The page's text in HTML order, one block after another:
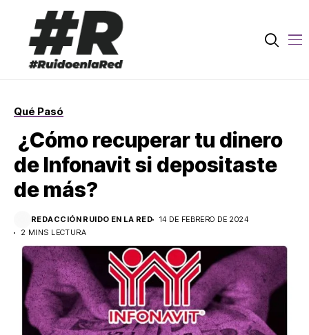
Qué Pasó
¿Cómo recuperar tu dinero
de Infonavit si depositaste
de más?
REDACCIÓN RUIDO EN LA RED
14 DE FEBRERO DE 2024
2 MINS LECTURA